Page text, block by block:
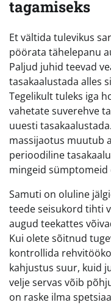
tagamiseks
Et vältida tulevikus
pöörata tähelepanu
Paljud juhid teevad
tasakaalustada alles
Tegelikult tuleks iga
vahetate suverehve
uuesti
massijaotus muutub
perioodiline
mingeid sümptomeid
Samuti on oluline
teede seisukord tihti
augud teekattes
Kui olete sõitnud
kontrollida
kahjustus suur, kuid
velje servas võib
on raske ilma